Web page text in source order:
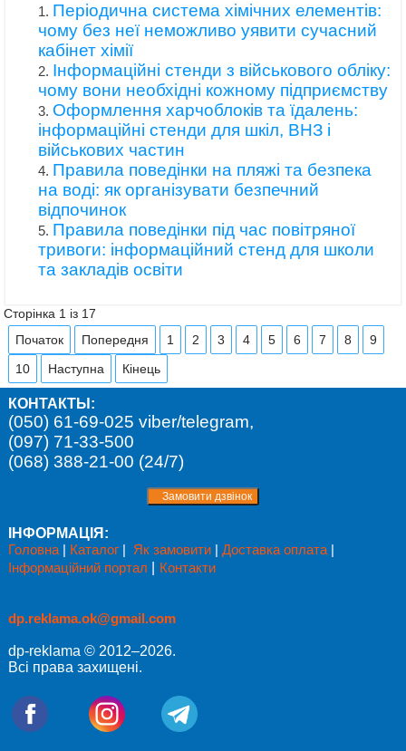
Періодична система хімічних елементів:
чому без неї неможливо уявити сучасний
кабінет хімії
Інформаційні стенди з військового обліку:
чому вони необхідні кожному підприємству
Оформлення харчоблоків та їдалень:
інформаційні стенди для шкіл, ВНЗ і
військових частин
Правила поведінки на пляжі та безпека
на воді: як організувати безпечний
відпочинок
Правила поведінки під час повітряної
тривоги: інформаційний стенд для школи
та закладів освіти
Сторінка 1 із 17
Початок
Попередня 1 2 3 4 5 6 7 8
9
10
Наступна Кінець
КОНТАКТЫ:
(050) 61-69-025 viber/telegram,
(097) 71-33-500
(068) 388-21-00 (24/7)
ІНФОРМАЦІЯ:
Головна| Каталог| Як замовити| Доставка оплата|
Інформаційний портал
Контакти
dp.reklama.ok@gmail.com
dp-reklama © 2012–2026.
Всі права захищені.